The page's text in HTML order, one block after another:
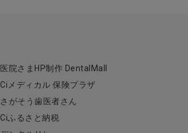
医院さまHP制作 DentalMall
Ciメディカル 保険プラザ
さがそう歯医者さん
Ciふるさと納税